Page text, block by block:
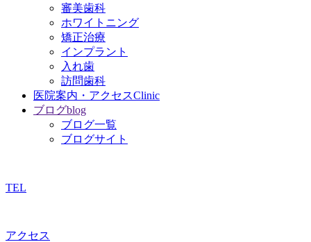
審美歯科
ホワイトニング
矯正治療
インプラント
入れ歯
訪問歯科
医院案内・アクセスClinic
ブログblog
ブログ一覧
ブログサイト
TEL
アクセス